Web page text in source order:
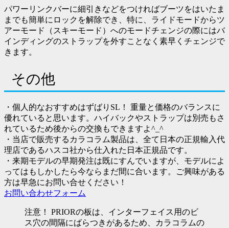
パワーリンクバーに細引きなどをつければブーツをはいたま
までも簡単にロックを解除でき、特に、ライドモードからツ
アーモード（スキーモード）へのモードチェンジの際にはバ
インディングのストラップを外すことなく素早くチェンジで
きます。
その他
・個人的なおすすめはずばりSL！ 重量と価格のバランスに
優れていると思います。ハイバックやストラップは別売もさ
れているため後からの交換もできますよ^_^
・当店で販売するカラコラム製品は、全て日本の正規輸入代
理店であるハスコ社から仕入れた日本正規品です。
・来期モデルの早期発注は既にすんでいますが、モデルによ
ってはもしかしたら今ならまだ間に合います。ご興味がある
方は早急にお問い合せください！
お問い合わせフォーム
注意！ PRIORの板は、インターフェイス用のビ
ス穴の間隔にばらつきがあるため、カラコラムの